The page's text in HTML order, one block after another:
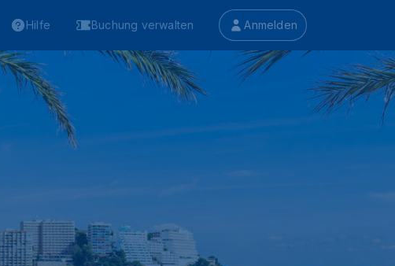
Hilfe Buchung verwalten Anmelden